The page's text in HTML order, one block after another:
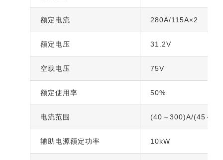
额定电流 280A/115A×2
额定电压 31.2V
空载电压 75V
额定使用率 50%
电流范围 (40～300)A/(45～
辅助电源额定功率 10kW